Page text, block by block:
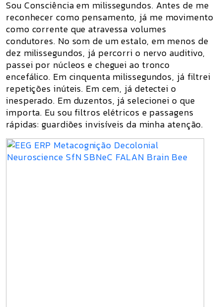
Sou Consciência em milissegundos. Antes de me
reconhecer como pensamento, já me movimento
como corrente que atravessa volumes
condutores. No som de um estalo, em menos de
dez milissegundos, já percorri o nervo auditivo,
passei por núcleos e cheguei ao tronco
encefálico. Em cinquenta milissegundos, já filtrei
repetições inúteis. Em cem, já detectei o
inesperado. Em duzentos, já selecionei o que
importa. Eu sou filtros elétricos e passagens
rápidas: guardiões invisíveis da minha atenção.